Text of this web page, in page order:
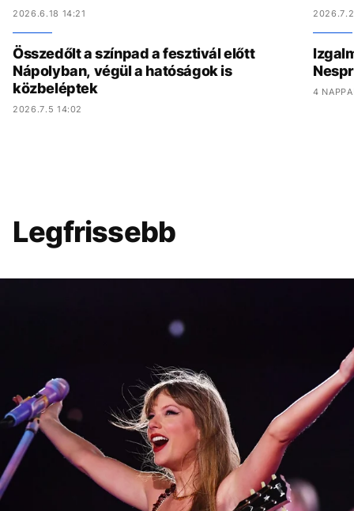
2026.6.18 14:21
Összedőlt a színpad a fesztivál előtt
Nápolyban, végül a hatóságok is
közbeléptek
2026.7.5 14:02
4
Legfrissebb